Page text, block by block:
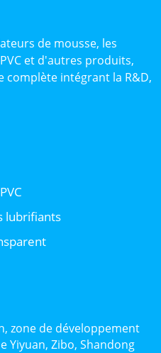
de mousse, les
et d'autres produits,
complète intégrant la R&D,
lubrifiants
zone de développement
Yiyuan, Zibo, Shandong